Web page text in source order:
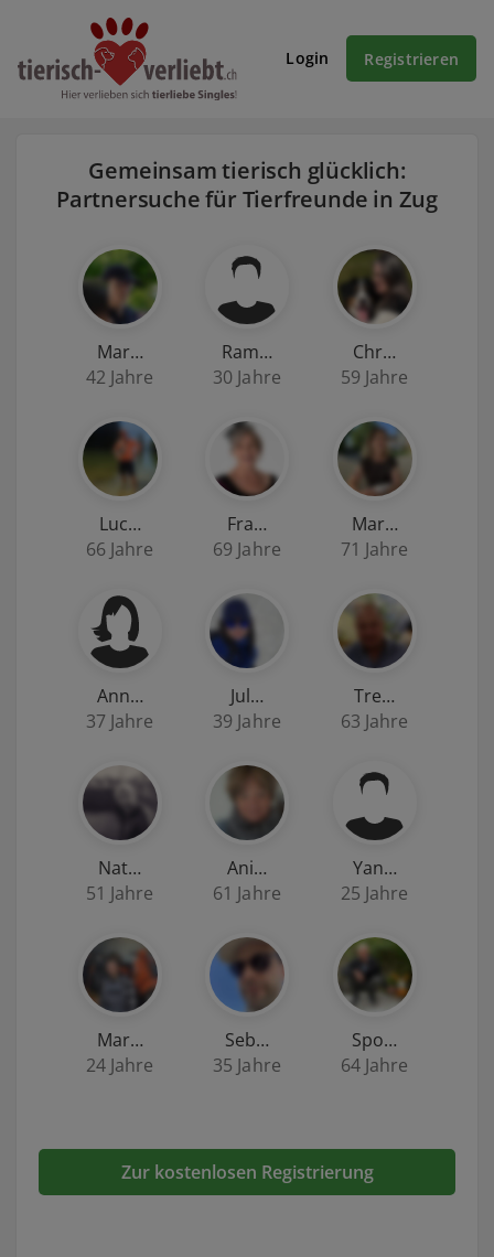
Login Registrieren
Gemeinsam tierisch glücklich:
Partnersuche für Tierfreunde in Zug
Mar…
42 Jahre
Ram…
30 Jahre
Chr…
59 Jahre
Luc…
66 Jahre
Fra…
69 Jahre
Mar…
71 Jahre
Ann…
37 Jahre
Jul…
39 Jahre
Tre…
63 Jahre
Nat…
51 Jahre
Ani…
61 Jahre
Yan…
25 Jahre
Mar…
24 Jahre
Seb…
35 Jahre
Spo…
64 Jahre
Zur kostenlosen Registrierung